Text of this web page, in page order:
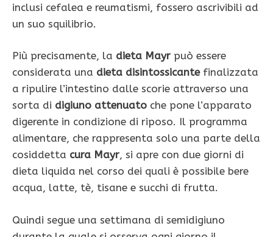
inclusi cefalea e reumatismi, fossero ascrivibili ad
un suo squilibrio.
Più precisamente, la dieta Mayr può essere
considerata una dieta disintossicantefinalizzata
a ripulire l’intestino dalle scorie attraverso una
sorta di digiuno attenuato che pone l’apparato
digerente in condizione di riposo. Il programma
alimentare, che rappresenta solo una parte della
cosiddetta cura Mayr, si apre con due giorni di
dieta liquida nel corso dei quali è possibile bere
acqua, latte, tè, tisane e succhi di frutta.
Quindi segue una settimana di semidigiuno